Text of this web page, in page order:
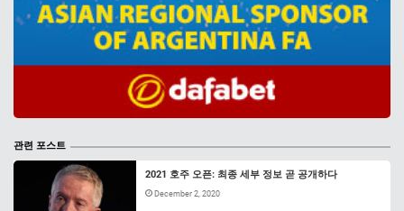
관련 포스트
2021 호주 오픈: 최종 세부 정보 곧 공개하다
December 2, 2020